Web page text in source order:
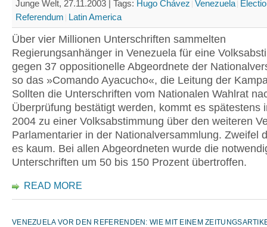
Junge Welt, 27.11.2003 | Tags: Hugo Chávez Venezuela
Referendum Latin America
Über vier Millionen Unterschriften sammelten
Regierungsanhänger in Venezuela für eine
gegen 37 oppositionelle Abgeordnete der
so das »Comando Ayacucho«, die Leitung der
Sollten die Unterschriften vom Nationalen Wahlrat
Überprüfung bestätigt werden, kommt es spätestens
2004 zu einer Volksabstimmung über den weiteren
Parlamentarier in der Nationalversammlung. Zweifel
es kaum. Bei allen Abgeordneten wurde die
Unterschriften um 50 bis 150 Prozent übertroffen.
READ MORE
VENEZUELA VOR DEN REFERENDEN: WIE MIT EINEM